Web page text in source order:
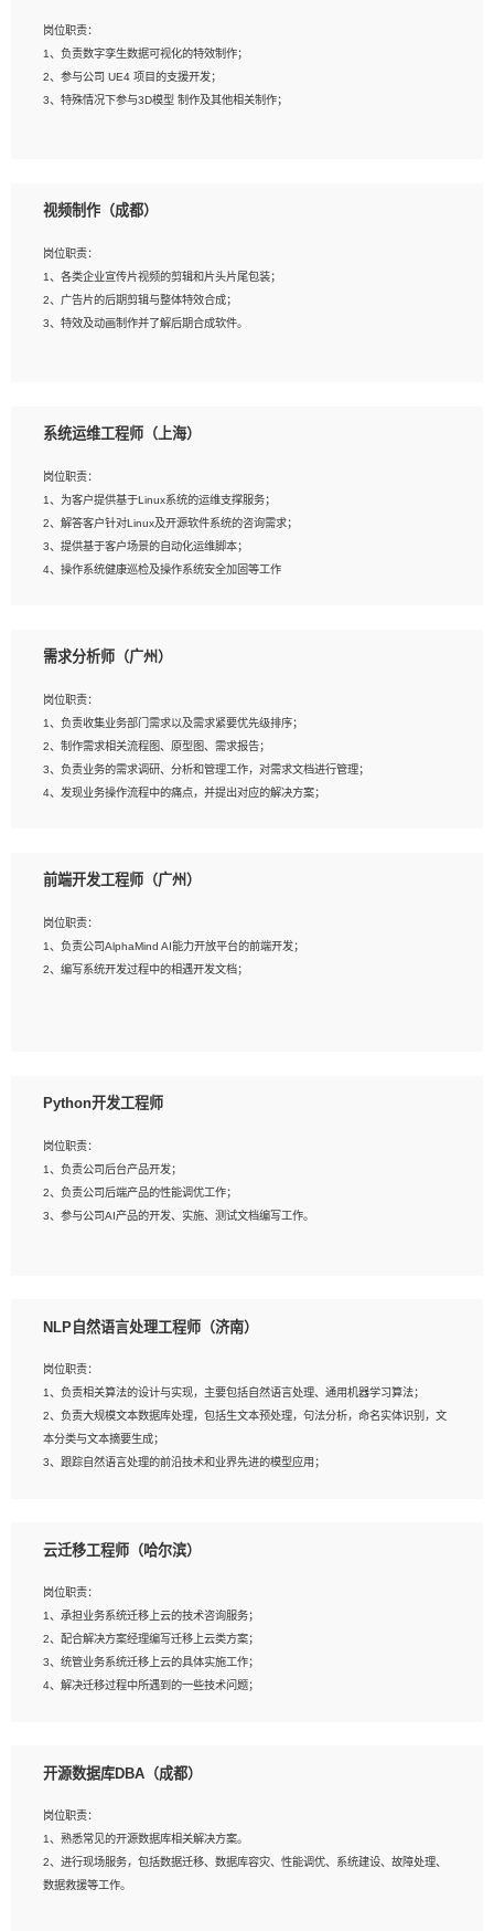
4、有良好的沟通能力和团队合作意识；
5、开发过 HoloLens 程序者优先。
岗位职责：
1、负责数字孪生数据可视化的特效制作；
2、参与公司 UE4 项目的支援开发；
3、特殊情况下参与3D模型 制作及其他相关制作；
上；
3、想象力丰富, 有一定的艺术审美深度；
4、有良好的场景特效搭建功底；
5、熟悉 3Ds Max 或者 Maya；
6、有良好的沟通能力和团队合作意识；
视频制作（成都）
岗位职责：
1、各类企业宣传片视频的剪辑和片头片尾包装；
2、广告片的后期剪辑与整体特效合成；
3、特效及动画制作并了解后期合成软件。
2、熟练使用After Effect、Photo Shop、熟练掌握视频剪辑和特效包装软件；
4、在剪辑上会思考，有一定编导思维；
5、踏实， 勤奋，愿意在工作中不断学习，提高自我；
6、能与同事友好相处。
系统运维工程师（上海）
岗位职责：
1、为客户提供基于Linux系统的运维支撑服务；
2、解答客户针对Linux及开源软件系统的咨询需求；
3、提供基于客户场景的自动化运维脚本；
4、操作系统健康巡检及操作系统安全加固等工作
1、全日制本科计算机相关专业毕业，3年以上相关工作经验；
3、熟练使用脚本语言，shell/python任一种，熟练使用Ansible
4、熟悉linux常见服务、中间件的基本原理、部署以及故障处理，如：Mysql、
Apache、Nginx、Zabbix、Kafka等
5、熟悉主流虚拟化技术，如：VMware、KVM
6、具备网络方面的基础知识，熟悉常见的网络协议，如TCP/IP，转发原理，路由优
8、有良好的文档编写能力和沟通能力，有RHCE证书优先
需求分析师（广州）
岗位职责：
1、负责收集业务部门需求以及需求紧要优先级排序；
2、制作需求相关流程图、原型图、需求报告；
3、负责业务的需求调研、分析和管理工作，对需求文档进行管理；
4、发现业务操作流程中的痛点，并提出对应的解决方案；
岗位要求：
2、熟悉产品及需求规划工具，如:Axure、Xmind、MS Project等；
3、具备良好的交流协调能力，有较强的责任感、工作积极主动；
4、有较强的系统需求分析、文档编写能力、沟通能力；
前端开发工程师（广州）
岗位职责：
1、负责公司AlphaMind AI能力开放平台的前端开发；
2、编写系统开发过程中的相遇开发文档；
3、熟悉react/vue/angular任何一种前端框架，熟悉react优先；
5、善于沟通，具有团队意识；
Python开发工程师
岗位职责：
1、负责公司后台产品开发；
2、负责公司后端产品的性能调优工作；
3、参与公司AI产品的开发、实施、测试文档编写工作。
验的更佳；
3、熟悉数据库开发，熟悉Mysql、Oracle、MongoDb数据库应用开发其中一种；
4、熟悉Python Wed框架（Django/Flask...）代码能力优秀，熟悉编码规范和具备
良好的文档编写能力）；
5、沟通表达能力强，具备团队协作能力。
NLP自然语言处理工程师（济南）
岗位职责：
1、负责相关算法的设计与实现，主要包括自然语言处理、通用机器学习算法；
2、负责大规模文本数据库处理，包括生文本预处理，句法分析，命名实体识别，文
本分类与文本摘要生成；
3、跟踪自然语言处理的前沿技术和业界先进的模型应用；
岗位要求：
2、熟悉tensorflow，keras，pytorch等常规深度学习框架，快速根据客户需求实现
有效的模型；
3、熟悉掌握至少一种编程语言，如：Python，Java；
4、 熟悉NLP相关算法与实现；
5、至少有一次及以上问答系统的项目实践，熟悉问答系统全流程开发者优先；
云迁移工程师（哈尔滨）
岗位职责：
1、承担业务系统迁移上云的技术咨询服务；
2、配合解决方案经理编写迁移上云类方案；
3、统管业务系统迁移上云的具体实施工作；
4、解决迁移过程中所遇到的一些技术问题；
1、专科及以上学历，三年以上工作经验，计算机等相关专业；
3、熟悉常见操作系统、存储、网络、 IO 等相关原理；
4、具有迁移工具实操经验，具备P2V、V2V迁移能力；
5、熟练华为、VMware虚拟化、云计算及云存储技术；
6、熟悉主流数据库、应用服务器、中间件部署架构和运维方法；
开源数据库DBA（成都）
岗位职责：
1、熟悉常见的开源数据库相关解决方案。
2、进行现场服务，包括数据迁移、数据库容灾、性能调优、系统建设、故障处理、
数据救援等工作。